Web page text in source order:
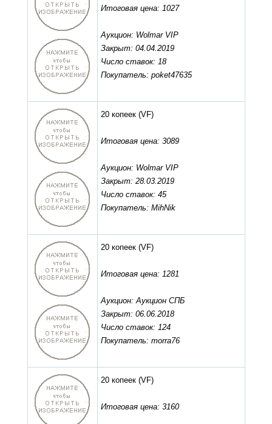
Итоговая цена: 1027
Аукцион: Wolmar VIP
Закрыт: 04.04.2019
Число ставок: 18
Покупатель: poket47635
20 копеек(VF)
Итоговая цена: 3089
Аукцион: Wolmar VIP
Закрыт: 28.03.2019
Число ставок: 45
Покупатель: MihNik
20 копеек(VF)
Итоговая цена: 1281
Аукцион: Аукцион СПБ
Закрыт: 06.06.2018
Число ставок: 124
Покупатель: morra76
20 копеек(VF)
Итоговая цена: 3160